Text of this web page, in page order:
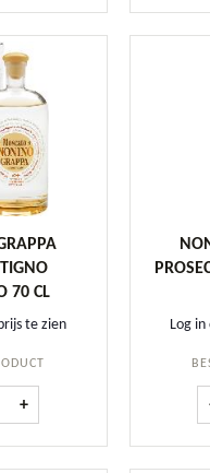
70 CL
te zien
Grappa Monovitigno
+
Log